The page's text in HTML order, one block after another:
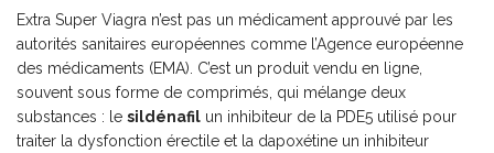
Extra Super Viagra n’est pas un médicament approuvé par les
autorités sanitaires européennes comme l’Agence européenne
des médicaments (EMA). C’est un produit vendu en ligne,
souvent sous forme de comprimés, qui mélange deux
substances : le sildénafil un inhibiteur de la PDE5 utilisé pour
traiter la dysfonction érectile et la dapoxétine un inhibiteur